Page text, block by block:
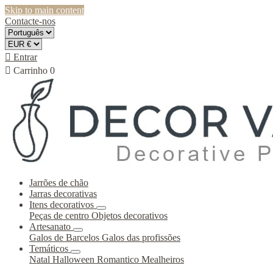
Skip to main content
Contacte-nos
 Entrar
 Carrinho 0
Jarrões de chão
Jarras decorativas
Itens decorativos
Peças de centro Objetos decorativos
Artesanato
Galos de Barcelos Galos das profissões
Temáticos
Natal Halloween Romantico Mealheiros